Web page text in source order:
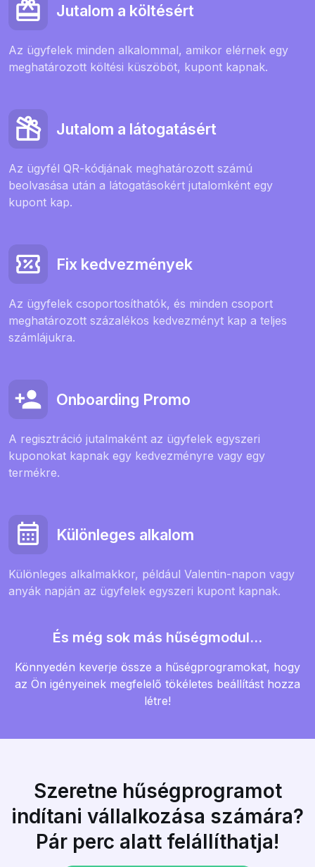
Jutalom a költésért
Az ügyfelek minden alkalommal, amikor elérnek egy
meghatározott költési küszöböt, kupont kapnak.
Jutalom a látogatásért
Az ügyfél QR-kódjának meghatározott számú
beolvasása után a látogatásokért jutalomként egy
kupont kap.
Fix kedvezmények
Az ügyfelek csoportosíthatók, és minden csoport
meghatározott százalékos kedvezményt kap a teljes
számlájukra.
Onboarding Promo
A regisztráció jutalmaként az ügyfelek egyszeri
kuponokat kapnak egy kedvezményre vagy egy
termékre.
Különleges alkalom
Különleges alkalmakkor, például Valentin-napon vagy
anyák napján az ügyfelek egyszeri kupont kapnak.
És még sok más hűségmodul...
Könnyedén keverje össze a hűségprogramokat, hogy
az Ön igényeinek megfelelő tökéletes beállítást hozza
létre!
Szeretne hűségprogramot
indítani vállalkozása számára?
Pár perc alatt felállíthatja!